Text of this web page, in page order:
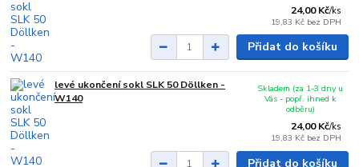
24,00 Kč/ks
19,83 Kč bez DPH
Přidat do košíku
levé ukončení sokl SLK 50 Döllken -
W140
24,00 Kč/ks
19,83 Kč bez DPH
Skladem (za 1-3 dny u
Vás - popř. ihned k
odběru)
Přidat do košíku